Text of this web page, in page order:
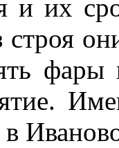
и их
строя
в